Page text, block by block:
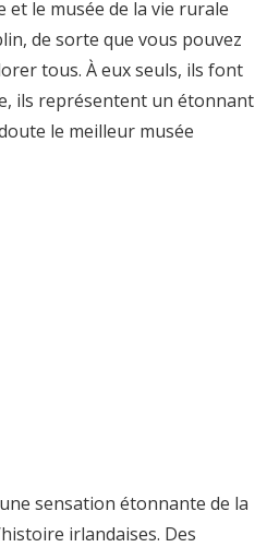
et le musée de la vie rurale
de sorte que vous pouvez
tous. À eux seuls, ils font
ils représentent un étonnant
le meilleur musée
sensation étonnante de la
irlandaises. Des